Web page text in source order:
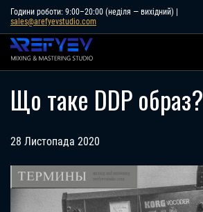
Skip
content
Години роботи: 9:00–20:00 (неділя — вихідний) |
sales@arefyevstudio.com
Що таке DDP образ?
28 Листопада 2020